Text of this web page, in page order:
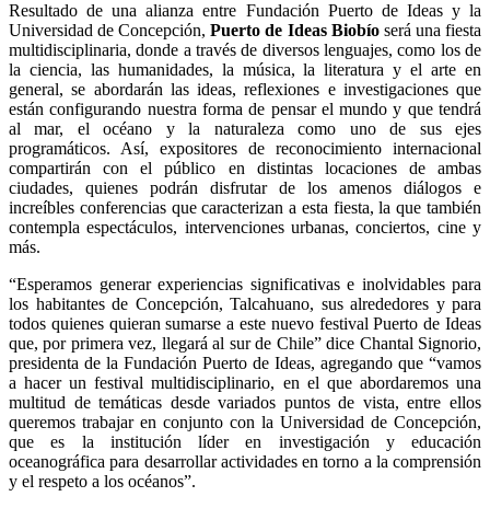
Resultado de una alianza entre Fundación Puerto de Ideas y la
Universidad de Concepción,Puerto de Ideas Biobíoserá una fiesta
multidisciplinaria, donde a través de diversos lenguajes, como los de
la ciencia, las humanidades, la música, la literatura y el arte en
general, se abordarán las ideas, reflexiones e investigaciones que
están configurando nuestra forma de pensar el mundo y que tendrá
al mar, el océano y la naturaleza como uno de sus ejes
programáticos. Así, expositores de reconocimiento internacional
compartirán con el público en distintas locaciones de ambas
ciudades, quienes podrán disfrutar de los amenos diálogos e
increíbles conferencias que caracterizan a esta fiesta, la que también
contempla espectáculos, intervenciones urbanas, conciertos, cine y
más.
“Esperamos generar experiencias significativas e inolvidables para
los habitantes de Concepción, Talcahuano, sus alrededores y para
todos quienes quieran sumarse a este nuevo festival Puerto de Ideas
que, por primera vez, llegará al sur de Chile” dice Chantal Signorio,
presidenta de la Fundación Puerto de Ideas, agregando que “vamos
a hacer un festival multidisciplinario, en el que abordaremos una
multitud de temáticas desde variados puntos de vista, entre ellos
queremos trabajar en conjunto con la Universidad de Concepción,
que es la institución líder en investigación y educación
oceanográfica para desarrollar actividades en torno a la comprensión
y el respeto a los océanos”.